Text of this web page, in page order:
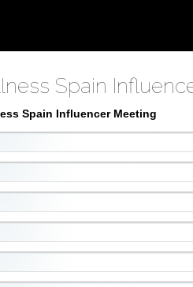
Spain
Spain Influencer Meeting